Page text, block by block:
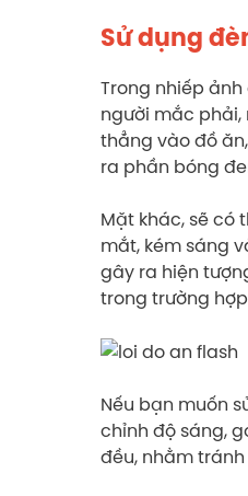
Sử dụng
Trong nhiếp
người mắc phải,
thẳng vào đồ
ra phần bóng
Mặt khác, sẽ có
mắt, kém sáng
gây ra hiện
trong trường
Nếu bạn muốn
chỉnh độ sáng,
đều, nhằm